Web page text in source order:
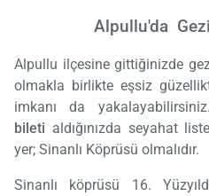
Alpullu'da
Alpullu ilçesine gittiğinizde
olmakla birlikte eşsiz
imkanı da
bileti aldığınızda seyahat
yer; Sinanlı Köprüsü olmalıdır.
Sinanlı köprüsü 16.